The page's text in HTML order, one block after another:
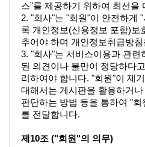
스"를 제공하기 위하여 최선을
2. "회사"는 "회원"이 안전하게
록 개인정보(신용정보 포함)보
추어야 하며 개인정보취급방
3. "회사"는 서비스이용과 관련
된 의견이나 불만이 정당하다
리하여야 합니다. "회원"이 제
대해서는 게시판을 활용하거
판단하는 방법 등을 통하여 "
를 전달합니다.
제10조 ("회원"의 의무)